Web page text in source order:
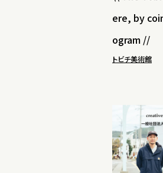
ere, by
ogram //
トビチ美術館